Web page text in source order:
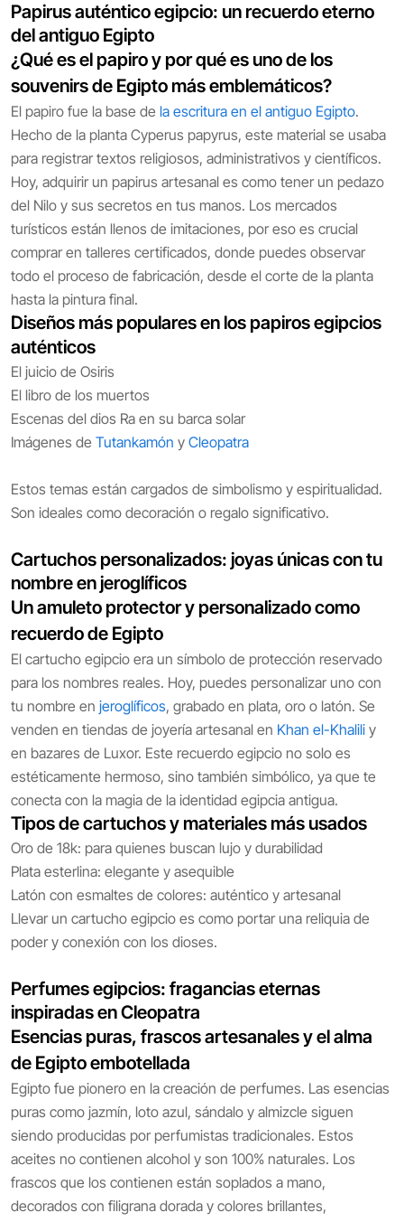
Papirus auténtico egipcio: un recuerdo eterno
del antiguo Egipto
¿Qué es el papiro y por qué es uno de los
souvenirs de Egipto más emblemáticos?
El papiro fue la base de la escritura en el antiguo Egipto.
Hecho de la planta Cyperus papyrus, este material se usaba
para registrar textos religiosos, administrativos y científicos.
Hoy, adquirir un papirus artesanal es como tener un pedazo
del Nilo y sus secretos en tus manos. Los mercados
turísticos están llenos de imitaciones, por eso es crucial
comprar en talleres certificados, donde puedes observar
todo el proceso de fabricación, desde el corte de la planta
hasta la pintura final.
Diseños más populares en los papiros egipcios
auténticos
El juicio de Osiris
El libro de los muertos
Escenas del dios Ra en su barca solar
Imágenes de Tutankamón y Cleopatra
Estos temas están cargados de simbolismo y espiritualidad.
Son ideales como decoración o regalo significativo.
Cartuchos personalizados: joyas únicas con tu
nombre en jeroglíficos
Un amuleto protector y personalizado como
recuerdo de Egipto
El cartucho egipcio era un símbolo de protección reservado
para los nombres reales. Hoy, puedes personalizar uno con
tu nombre en jeroglíficos, grabado en plata, oro o latón. Se
venden en tiendas de joyería artesanal en Khan el-Khalili y
en bazares de Luxor. Este recuerdo egipcio no solo es
estéticamente hermoso, sino también simbólico, ya que te
conecta con la magia de la identidad egipcia antigua.
Tipos de cartuchos y materiales más usados
Oro de 18k: para quienes buscan lujo y durabilidad
Plata esterlina: elegante y asequible
Latón con esmaltes de colores: auténtico y artesanal
Llevar un cartucho egipcio es como portar una reliquia de
poder y conexión con los dioses.
Perfumes egipcios: fragancias eternas
inspiradas en Cleopatra
Esencias puras, frascos artesanales y el alma
de Egipto embotellada
Egipto fue pionero en la creación de perfumes. Las esencias
puras como jazmín, loto azul, sándalo y almizcle siguen
siendo producidas por perfumistas tradicionales. Estos
aceites no contienen alcohol y son 100% naturales. Los
frascos que los contienen están soplados a mano,
decorados con filigrana dorada y colores brillantes,